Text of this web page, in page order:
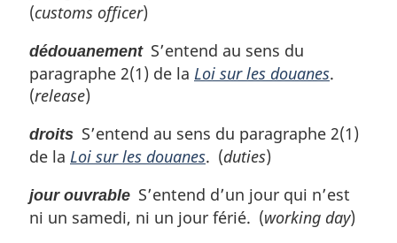
g
i
n
l
e
(customs officer)
dédouanementS’entend au sens du
paragraphe 2(1) de la Loi sur les douanes.
(release)
droits S’entend au sens du paragraphe 2(1)
de la Loi sur les douanes. (duties)
jour ouvrable S’entend d’un jour qui n’est
ni un samedi, ni un jour férié. (working day)